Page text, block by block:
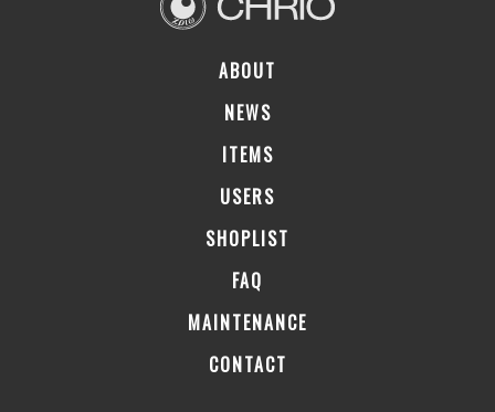
ABOUT
NEWS
ITEMS
USERS
SHOPLIST
FAQ
MAINTENANCE
CONTACT